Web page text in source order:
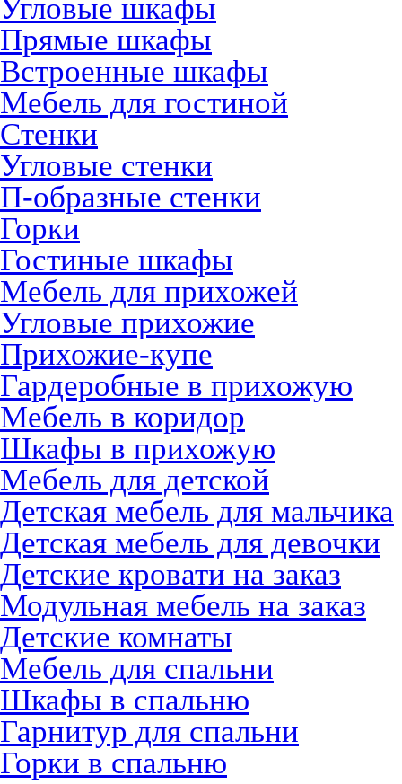
Угловые шкафы
Прямые шкафы
Встроенные шкафы
Мебель для гостиной
Стенки
Угловые стенки
П-образные стенки
Горки
Гостиные шкафы
Мебель для прихожей
Угловые прихожие
Прихожие-купе
Гардеробные в прихожую
Мебель в коридор
Шкафы в прихожую
Мебель для детской
Детская мебель для мальчика
Детская мебель для девочки
Детские кровати на заказ
Модульная мебель на заказ
Детские комнаты
Мебель для спальни
Шкафы в спальню
Гарнитур для спальни
Горки в спальню